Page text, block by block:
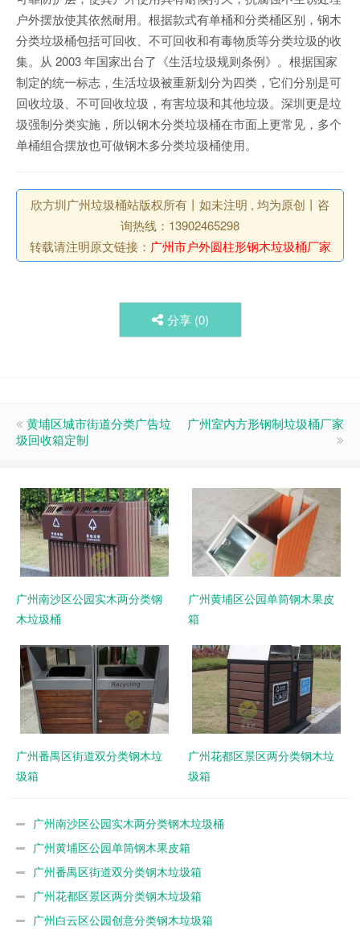
户外摆放使其依然耐用。根据款式有单桶和分类桶区别，钢木
分类垃圾桶包括可回收、不可回收和有毒物质等分类垃圾的收
集。从 2003 年国家出台了《生活垃圾规则条例》。根据国家
制定的统一标志，生活垃圾被重新划分为四类，它们分别是可
回收垃圾、不可回收垃圾，有害垃圾和其他垃圾。深圳更是垃
圾强制分类实施，所以钢木分类垃圾桶在市面上更常见，多个
单桶组合摆放也可做钢木多分类垃圾桶使用。
欣方圳广州垃圾桶站版权所有丨如未注明 , 均为原创丨咨
询热线：13902465298
转载请注明原文链接： 广州市户外圆柱形钢木垃圾桶厂家
分享 (0)
黄埔区城市街道分类广告垃
圾回收箱定制
广州室内方形钢制垃圾桶厂家
广州南沙区公园实木两分类钢
木垃圾桶
广州黄埔区公园单筒钢木果皮
箱
广州番禺区街道双分类钢木垃
圾箱
广州花都区景区两分类钢木垃
圾箱
广州南沙区公园实木两分类钢木垃圾桶
广州黄埔区公园单筒钢木果皮箱
广州番禺区街道双分类钢木垃圾箱
广州花都区景区两分类钢木垃圾箱
广州白云区公园创意分类钢木垃圾箱